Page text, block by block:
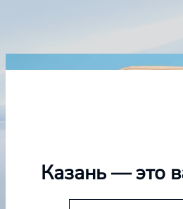
Казань— это